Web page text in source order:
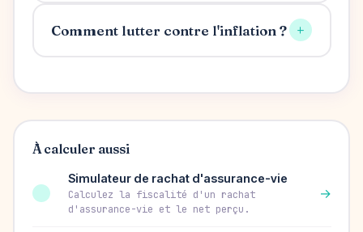
Comment lutter contre l'inflation ? +
À calculer aussi
Simulateur de rachat d'assurance-vie
Calculez la fiscalité d'un rachat
d'assurance-vie et le net perçu.
→